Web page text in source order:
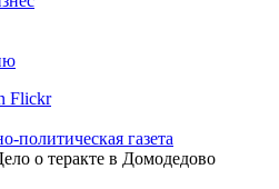
Flickr
о теракте в Домодедово